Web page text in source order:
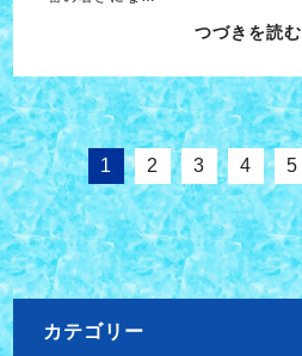
つづきを読む
1 2 3 4 5
カテゴリー